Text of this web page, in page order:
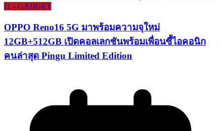
IT - GADGET
OPPO Reno16 5G มาพร้อมความจุใหม่
12GB+512GB เปิดคอลเลกชันพร้อมเพื่อนซี้ไอคอนิก
คนล่าสุด Pingu Limited Edition